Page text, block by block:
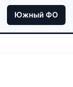
Южный ФО